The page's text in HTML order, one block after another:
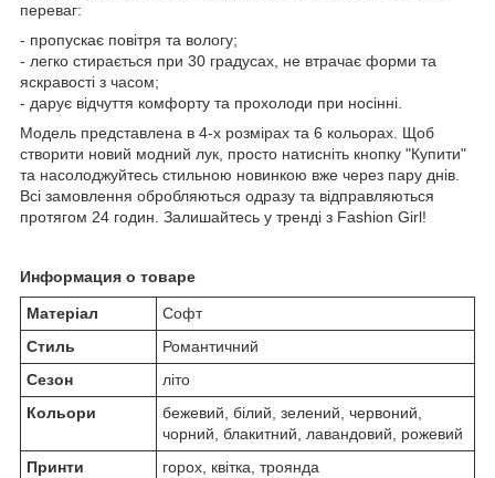
переваг:
- пропускає повітря та вологу;
- легко стирається при 30 градусах, не втрачає форми та
яскравості з часом;
- дарує відчуття комфорту та прохолоди при носінні.
Модель представлена в 4-х розмірах та 6 кольорах. Щоб
створити новий модний лук, просто натисніть кнопку "Купити"
та насолоджуйтесь стильною новинкою вже через пару днів.
Всі замовлення обробляються одразу та відправляються
протягом 24 годин. Залишайтесь у тренді з Fashion Girl!
Информация о товаре
Матеріал
Софт
Стиль
Романтичний
Сезон
літо
Кольори
бежевий, білий, зелений, червоний,
чорний, блакитний, лавандовий, рожевий
Принти
горох, квітка, троянда